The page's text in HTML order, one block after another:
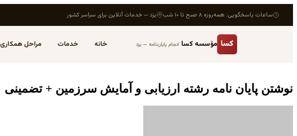
ساعات پاسخگویی: همه‌روزه ۸ صبح تا ۱۰ شب یزد — خدمات آنلاین برای سراسر کشور
کسا مؤسسه کسا انجام پایان‌نامه — یزد خانه خدمات مراحل همکاری
نوشتن پایان نامه رشته ارزیابی و آمایش سرزمین + تضمینی